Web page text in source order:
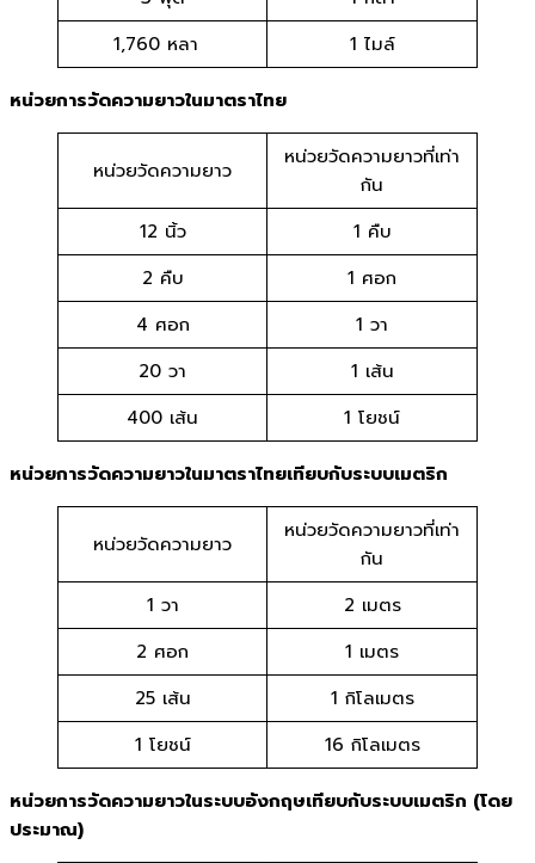
1,760 หลา
1 ไมล์
หน่วยการวัดความยาวในมาตราไทย
หน่วยวัดความยาว
หน่วยวัดความยาวที่เท่า
กัน
12 นิ้ว
1 คืบ
2 คืบ
1 ศอก
4 ศอก
1 วา
20 วา
1 เส้น
400 เส้น
1 โยชน์
หน่วยการวัดความยาวในมาตราไทยเทียบกับระบบเมตริก
หน่วยวัดความยาว
หน่วยวัดความยาวที่เท่า
กัน
1 วา
2 เมตร
2 ศอก
1 เมตร
25 เส้น
1 กิโลเมตร
1 โยชน์
16 กิโลเมตร
หน่วยการวัดความยาวในระบบอังกฤษเทียบกับระบบเมตริก (โดย
ประมาณ)